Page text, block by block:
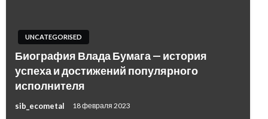
UNCATEGORISED
Биография Влада Бумага — история
успеха и достижений популярного
исполнителя
sib_ecometal 18 февраля 2023